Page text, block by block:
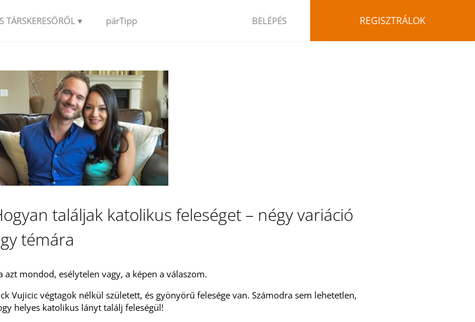
TÁRSKERESŐRŐL ▾ párTipp BELÉPÉS REGISZTRÁLOK
találjak katolikus feleséget – négy variáció
témára
azt mondod, esélytelen vagy, a képen a válaszom.
Vujicic végtagok nélkül született, és gyönyörű felesége van. Számodra sem lehetetlen,
helyes katolikus lányt találj feleségül!